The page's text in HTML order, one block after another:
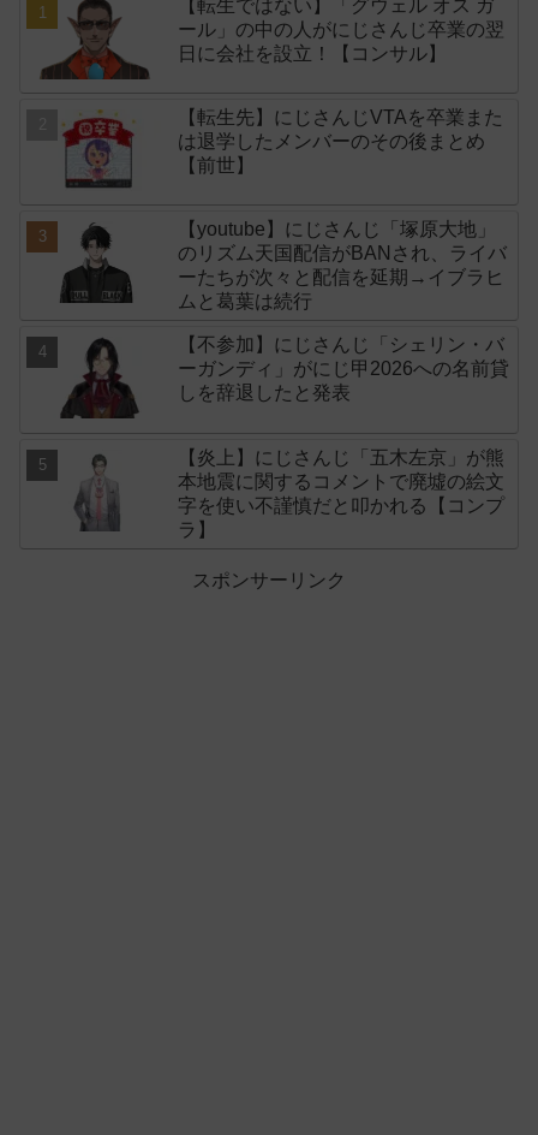
【転生ではない】「グウェル オス ガ
ール」の中の人がにじさんじ卒業の翌
日に会社を設立！【コンサル】
【転生先】にじさんじVTAを卒業また
は退学したメンバーのその後まとめ
【前世】
【youtube】にじさんじ「塚原大地」
のリズム天国配信がBANされ、ライバ
ーたちが次々と配信を延期→イブラヒ
ムと葛葉は続行
【不参加】にじさんじ「シェリン・バ
ーガンディ」がにじ甲2026への名前貸
しを辞退したと発表
【炎上】にじさんじ「五木左京」が熊
本地震に関するコメントで廃墟の絵文
字を使い不謹慎だと叩かれる【コンプ
ラ】
スポンサーリンク